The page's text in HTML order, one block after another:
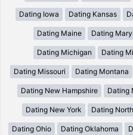
Dating Iowa Dating Kansas
Dating Maine Dating
Dating Michigan Dating
Dating Missouri Dating Montana
Dating New Hampshire Dating
Dating New York Dating
Dating Ohio Dating Oklahoma